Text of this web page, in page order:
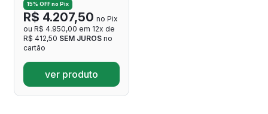
15% OFF no Pix
R$ 4.207,50 no Pix
ou R$ 4.950,00 em 12x de
R$ 412,50 SEM JUROS no
cartão
ver produto